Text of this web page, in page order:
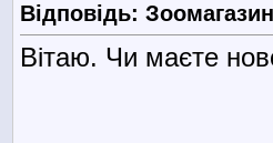
Відповідь:
Вітаю. Чи маєте